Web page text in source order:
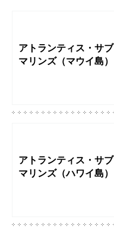
アトランティス・サブ
マリンズ（マウイ島）
アトランティス・サブ
マリンズ（ハワイ島）